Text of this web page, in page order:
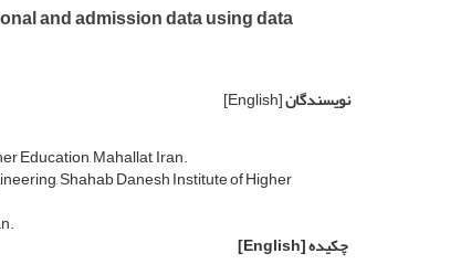
and admission data using data
نویسندگان[English]
Education, Mahallat, Iran.
Shahab Danesh Institute of Higher
چکیده[English]